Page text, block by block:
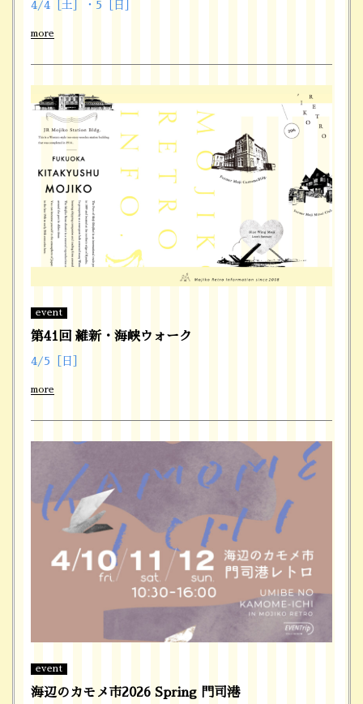
4/4［土］・5［日］
more
event
第41回 維新・海峡ウォーク
4/5［日］
more
event
海辺のカモメ市2026 Spring 門司港